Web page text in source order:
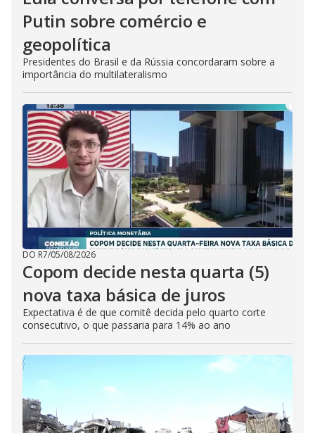
Putin sobre comércio e
geopolítica
Presidentes do Brasil e da Rússia concordaram sobre a
importância do multilateralismo
DO R7/05/08/2026
Copom decide nesta quarta (5)
nova taxa básica de juros
Expectativa é de que comitê decida pelo quarto corte
consecutivo, o que passaria para 14% ao ano